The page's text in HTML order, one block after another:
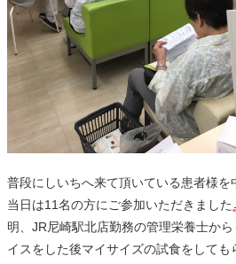
普段にしいちへ来て頂いている患者様を
当日は11名の方にご参加いただきました
明、JR尼崎駅北店勤務の管理栄養士か
イスをした後マイサイズの試食をしても